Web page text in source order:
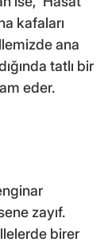
kafaları
ana
tatlı bir
eder.
zayıf.
birer